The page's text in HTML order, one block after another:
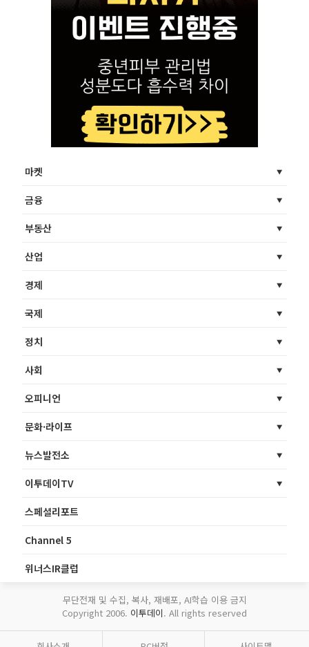
마켓
금융
부동산
산업
경제
국제
정치
사회
오피니언
문화·라이프
뉴스발전소
이투데이TV
스페셜리포트
Channel 5
위너스IR클럽
무단전재 및 수집, 복사, 재배포, AI학습 이용 금지
Copyright 2006. 이투데이. All rights reserved